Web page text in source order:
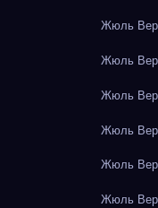
Жюль
Жюль
Жюль
Жюль
Жюль
Жюль